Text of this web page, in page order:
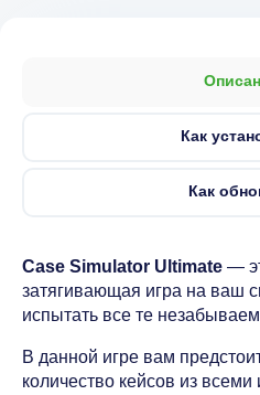
Как
Как
Case Simulator Ultimate —
затягивающая игра на ваш
испытать все те
В данной игре вам
количество кейсов из